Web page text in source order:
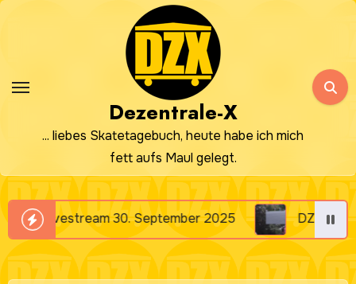
Dezentrale-X
... liebes Skatetagebuch, heute habe ich mich
fett aufs Maul gelegt.
2025 DZX Livestream 23. Sepember